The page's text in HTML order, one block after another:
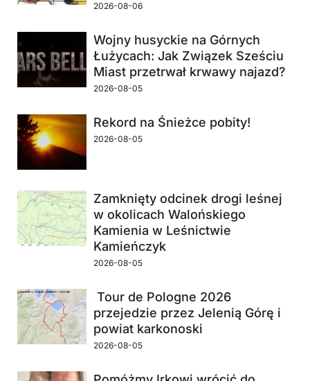
2026-08-06
Wojny husyckie na Górnych
Łużycach: Jak Związek Sześciu
Miast przetrwał krwawy najazd?
2026-08-05
Rekord na Śnieżce pobity!
2026-08-05
Zamknięty odcinek drogi leśnej
w okolicach Walońskiego
Kamienia w Leśnictwie
Kamieńczyk
2026-08-05
Tour de Pologne 2026
przejedzie przez Jelenią Górę i
powiat karkonoski
2026-08-05